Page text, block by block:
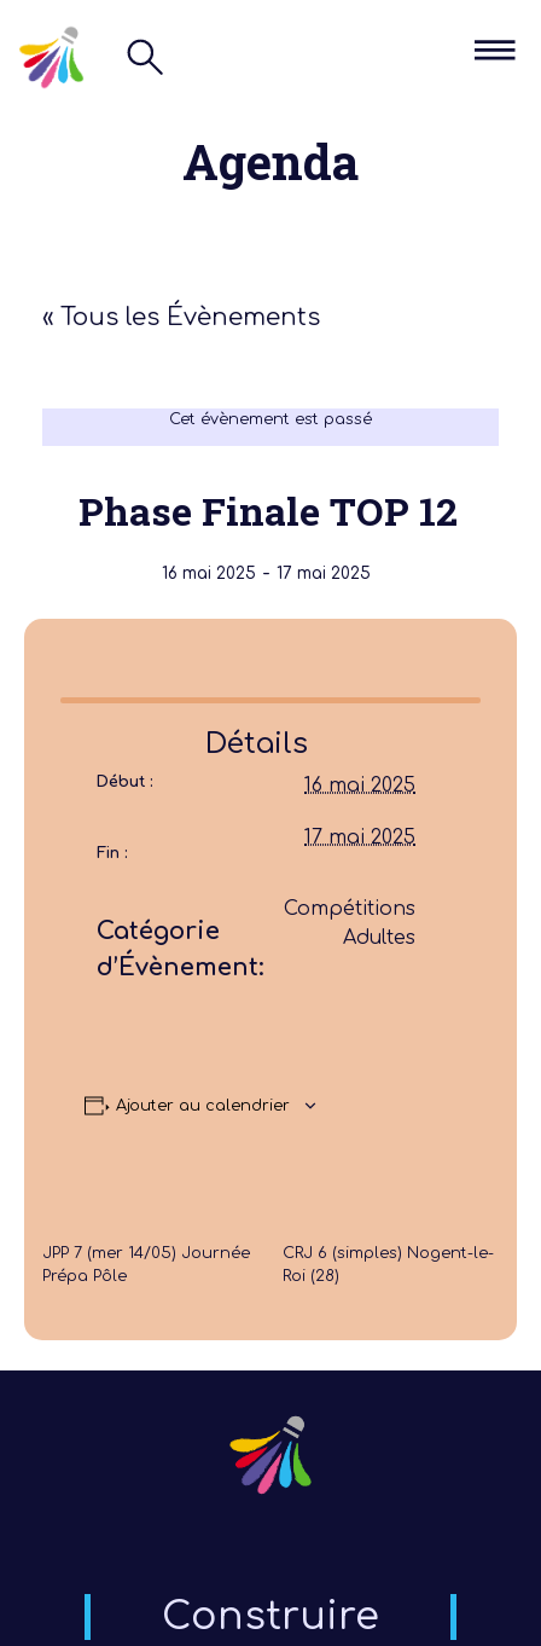
Agenda
« Tous les Évènements
Cet évènement est passé
Phase Finale TOP 12
16 mai 2025 - 17 mai 2025
Détails
Début : 16 mai 2025
Fin :
17 mai 2025
Catégorie
d’Évènement:
Compétitions
Adultes
Ajouter au calendrier
JPP 7 (mer 14/05) Journée
Prépa Pôle
CRJ 6 (simples) Nogent-le-
Roi (28)
Construire